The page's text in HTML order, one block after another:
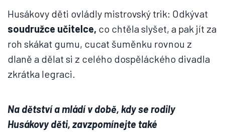
Husákovy děti ovládly mistrovský trik: Odkývat
soudružce učitelce, co chtěla slyšet, a pak jít za
roh skákat gumu, cucat šuměnku rovnou z
dlaně a dělat si z celého dospěláckého divadla
zkrátka legraci.
Na dětství a mládí v době, kdy se rodily
Husákovy děti, zavzpomínejte také